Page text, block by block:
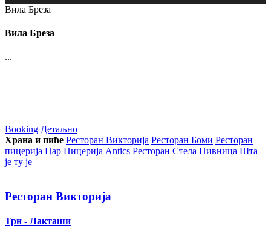
Вила Бреза
Вила Бреза
...
Booking Детаљно
Храна и пиће Ресторан Викторија Ресторан Боми Ресторан
пицерија Цар Пицерија Аntics Ресторан Стела Пивница Шта
је ту је
Ресторан Викторија
Трн - Лакташи